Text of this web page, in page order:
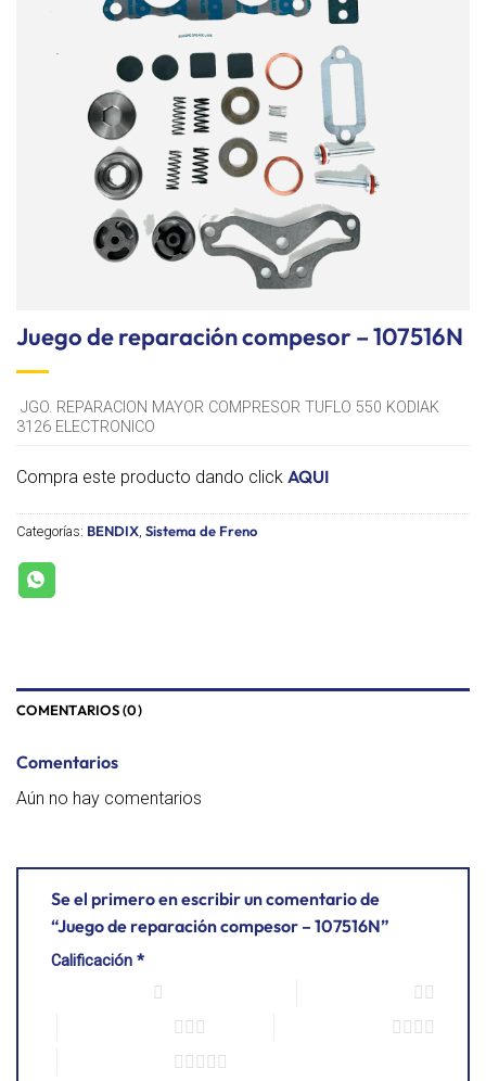
Juego de reparación compesor – 107516N
JGO. REPARACION MAYOR COMPRESOR TUFLO 550 KODIAK
3126 ELECTRONICO
Compra este producto dando click AQUI
Categorías: BENDIX Sistema de Freno
COMENTARIOS (0)
Comentarios
Aún no hay comentarios
Se el primero en escribir un comentario de
“Juego de reparación compesor – 107516N”
Calificación *